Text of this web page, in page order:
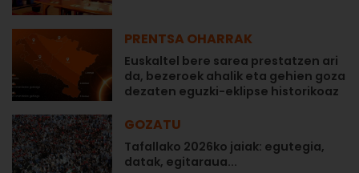
PRENTSA OHARRAK
Euskaltel bere sarea prestatzen ari
da, bezeroek ahalik eta gehien goza
dezaten eguzki-eklipse historikoaz
GOZATU
Tafallako 2026ko jaiak: egutegia,
datak, egitaraua...